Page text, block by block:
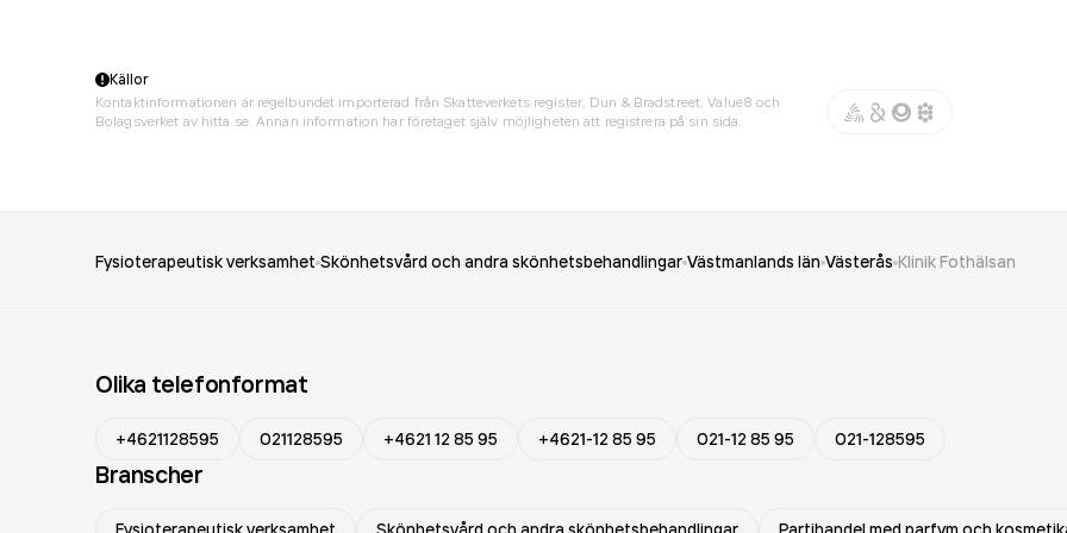
Källor
Kontaktinformationen är regelbundet importerad från Skatteverkets register, Dun & Bradstreet, Value8 och
Bolagsverket av hitta.se. Annan information har företaget själv möjligheten att registrera på sin sida.
Fysioterapeutisk verksamhet Skönhetsvård och andra skönhetsbehandlingar Västmanlands län Västerås Klinik Fothälsan
Olika telefonformat
+4621128595 021128595 +4621 12 85 95 +4621-12 85 95 021-12 85 95 021-128595
Branscher